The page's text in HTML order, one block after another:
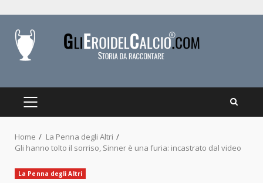
content
PRIMARY
Home
La Penna degli Altri
Gli hanno tolto il sorriso, Sinner è una furia: incastrato dal video
La Penna degli Altri